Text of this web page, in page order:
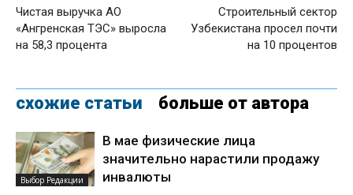
Чистая выручка АО
«Ангренская ТЭС» выросла
на 58,3 процента
Строительный сектор
Узбекистана просел почти
на 10 процентов
схожие статьи больше от автора
Выбор Редакции
В мае физические лица
значительно нарастили продажу
инвалюты